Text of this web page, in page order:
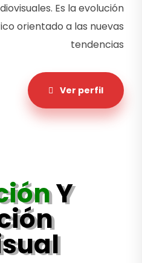
Es la evolución
orientado a las nuevas
tendencias
Ver perfil
Y